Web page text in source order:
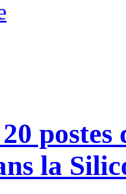
postes
la